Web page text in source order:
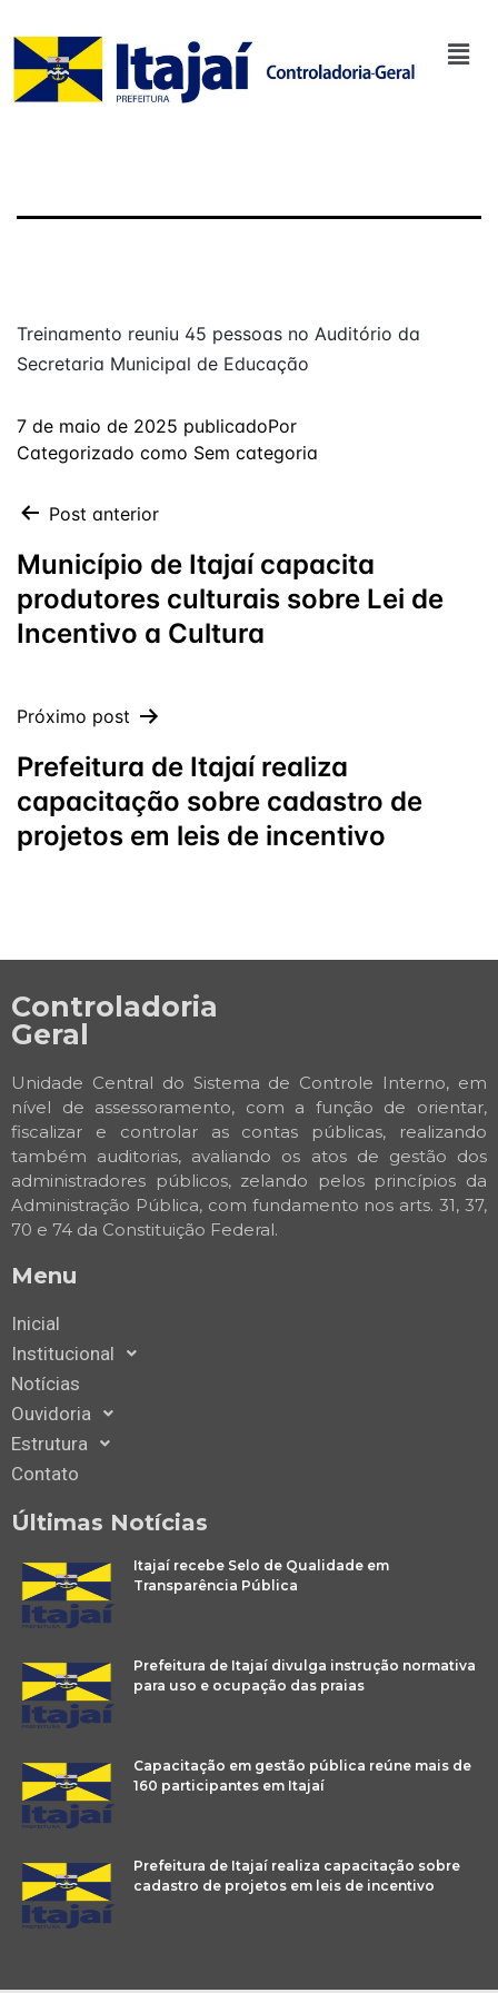
Treinamento reuniu 45 pessoas no Auditório da
Secretaria Municipal de Educação
7 de maio de 2025 publicadoPor
Categorizado como Sem categoria
Post anterior
Município de Itajaí capacita
produtores culturais sobre Lei de
Incentivo a Cultura
Próximo post
Prefeitura de Itajaí realiza
capacitação sobre cadastro de
projetos em leis de incentivo
Controladoria
Geral
Unidade Central do Sistema de Controle Interno, em
nível de assessoramento, com a função de orientar,
fiscalizar e controlar as contas públicas, realizando
também auditorias, avaliando os atos de gestão dos
administradores públicos, zelando pelos princípios da
Administração Pública, com fundamento nos arts. 31, 37,
70 e 74 da Constituição Federal.
Menu
Inicial
Institucional
Notícias
Ouvidoria
Estrutura
Contato
Últimas Notícias
Itajaí recebe Selo de Qualidade em
Transparência Pública
Prefeitura de Itajaí divulga instrução normativa
para uso e ocupação das praias
Capacitação em gestão pública reúne mais de
160 participantes em Itajaí
Prefeitura de Itajaí realiza capacitação sobre
cadastro de projetos em leis de incentivo